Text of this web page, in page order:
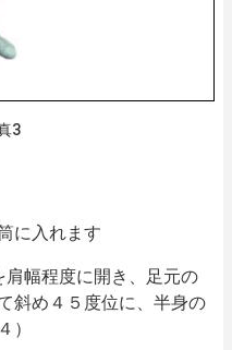
3
に入れます
幅程度に開き、足元の
斜め４５度位に、半身の
）